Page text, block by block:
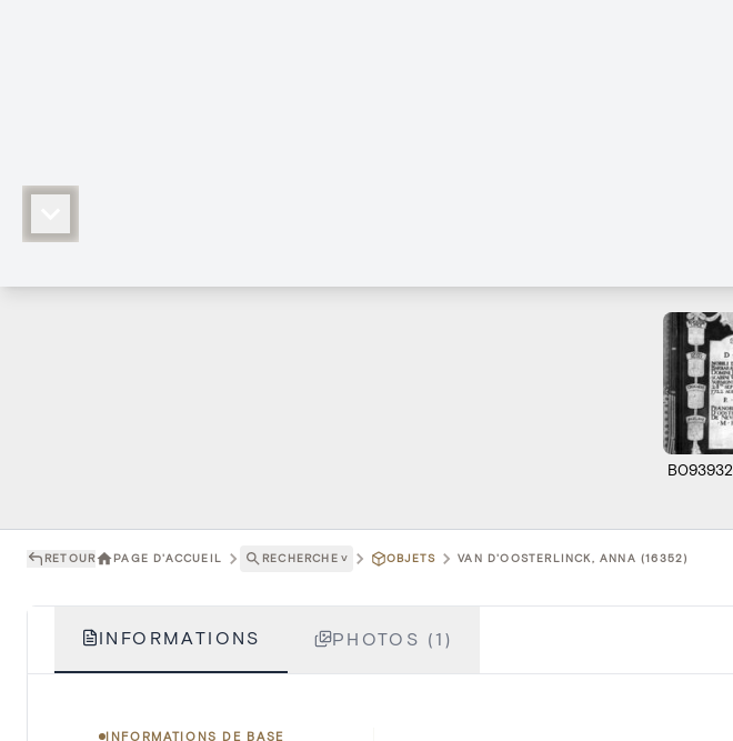
B093932
RETOUR PAGE D'ACCUEIL RECHERCHE ˅ OBJETS VAN D'OOSTERLINCK, ANNA (16352)
INFORMATIONS PHOTOS (1)
INFORMATIONS DE BASE